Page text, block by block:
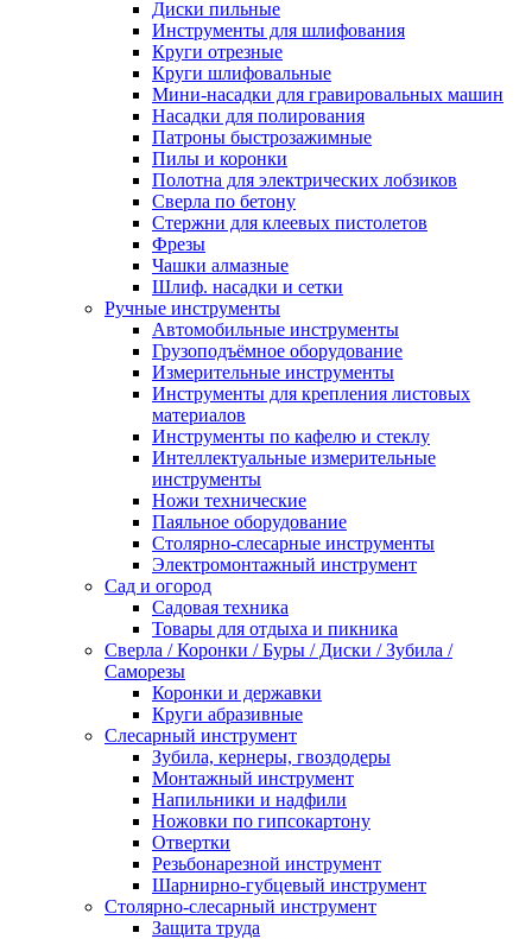
Диски пильные
Инструменты для шлифования
Круги отрезные
Круги шлифовальные
Мини-насадки для гравировальных машин
Насадки для полирования
Патроны быстрозажимные
Пилы и коронки
Полотна для электрических лобзиков
Сверла по бетону
Стержни для клеевых пистолетов
Фрезы
Чашки алмазные
Шлиф. насадки и сетки
Ручные инструменты
Автомобильные инструменты
Грузоподъёмное оборудование
Измерительные инструменты
Инструменты для крепления листовых
материалов
Инструменты по кафелю и стеклу
Интеллектуальные измерительные
инструменты
Ножи технические
Паяльное оборудование
Столярно-слесарные инструменты
Электромонтажный инструмент
Сад и огород
Садовая техника
Товары для отдыха и пикника
Сверла / Коронки / Буры / Диски / Зубила /
Саморезы
Коронки и державки
Круги абразивные
Слесарный инструмент
Зубила, кернеры, гвоздодеры
Монтажный инструмент
Напильники и надфили
Ножовки по гипсокартону
Отвертки
Резьбонарезной инструмент
Шарнирно-губцевый инструмент
Столярно-слесарный инструмент
Защита труда